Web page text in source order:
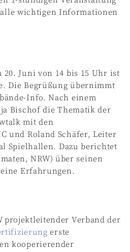
wichtigen Informationen
Juni von 14 bis 15 Uhr ist
Die Begrüßung übernimmt
Info. Nach einem
Bischof die Thematik der
mit den
und Roland Schäfer, Leiter
Spielhallen. Dazu berichtet
NRW) über seinen
Erfahrungen.
projektleitender Verband der
erste
kooperierender